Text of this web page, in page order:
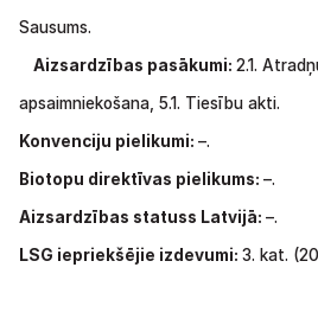
Sausums.
Aizsardzības pasākumi: 2.1.
apsaimniekošana, 5.1. Tiesību akti.
Konvenciju pielikumi: –.
Biotopu direktīvas pielikums: –.
Aizsardzības statuss Latvijā: –.
LSG iepriekšējie izdevumi: 3. kat.